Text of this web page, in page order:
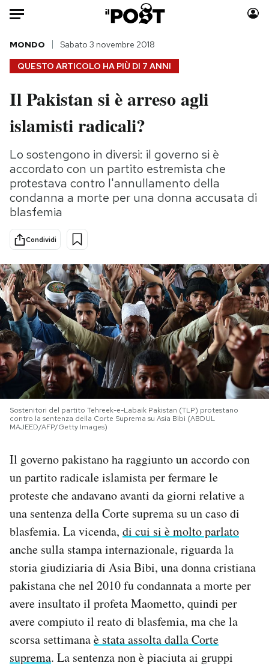
Auto
HOME
Italia
Politica
Tecnologia
Internet
Scienza
Cultura
Sport
Moda
Storie/Idee
Ok Boomer!
Media
Europa
PODCAST
NEWSLETTER
I MIEI PREFERITI
SHOP
AREA PERSONALE
Area Personale
Newsletter
Notifiche mobile
Regala il Post
QUESTO ARTICOLO HA PIÙ DI 7 ANNI
MONDO Sabato 3 novembre 2018
Il Pakistan si è arreso agli
islamisti radicali?
Lo sostengono in diversi: il governo si è
accordato con un partito estremista che
protestava contro l'annullamento della
condanna a morte per una donna accusata di
blasfemia
Condividi
Sostenitori del partito Tehreek-e-Labaik Pakistan (TLP) protestano
contro la sentenza della Corte Suprema su Asia Bibi (ABDUL
MAJEED/AFP/Getty Images)
Il governo pakistano ha raggiunto un accordo con
un partito radicale islamista per fermare le
proteste che andavano avanti da giorni relative a
una sentenza della Corte suprema su un caso di
blasfemia. La vicenda, di cui si è molto parlato
anche sulla stampa internazionale, riguarda la
storia giudiziaria di Asia Bibi, una donna cristiana
pakistana che nel 2010 fu condannata a morte per
avere insultato il profeta Maometto, quindi per
avere compiuto il reato di blasfemia, ma che la
scorsa settimanaè stata assolta dalla Corte
suprema. La sentenza non è piaciuta ai gruppi